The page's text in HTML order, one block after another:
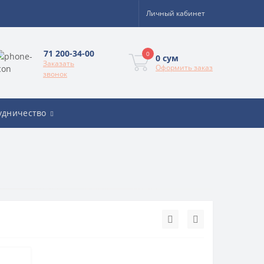
Личный кабинет
71 200-34-00
Заказать
звонок
0 0 сум
Оформить заказ